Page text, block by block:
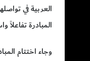
العربية في
المبادرة
وجاء اختتام